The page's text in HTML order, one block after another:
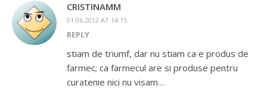
CRISTINAMM
01.06.2012 AT 14:15
REPLY
stiam de triumf, dar nu stiam ca e produs de
farmec; ca farmecul are si produse pentru
curatenie nici nu visam…